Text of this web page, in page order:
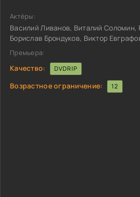
Актёры:
Василий Ливанов, Виталий Соломин,
Борислав Брондуков, Виктор
Премьера:
Качество: DVDRIP
Возрастное ограничение: 12